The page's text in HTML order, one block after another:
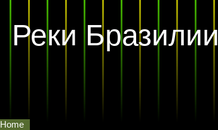
Реки Бразилии
Home